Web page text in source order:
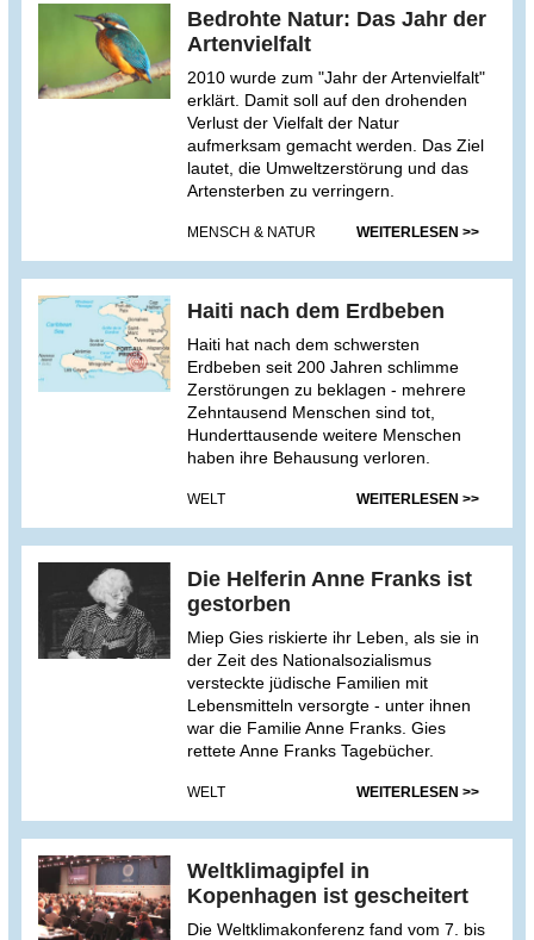
Bedrohte Natur: Das Jahr der
Artenvielfalt
2010 wurde zum "Jahr der Artenvielfalt"
erklärt. Damit soll auf den drohenden
Verlust der Vielfalt der Natur
aufmerksam gemacht werden. Das Ziel
lautet, die Umweltzerstörung und das
Artensterben zu verringern.
MENSCH & NATUR WEITERLESEN >>
Haiti nach dem Erdbeben
Haiti hat nach dem schwersten
Erdbeben seit 200 Jahren schlimme
Zerstörungen zu beklagen - mehrere
Zehntausend Menschen sind tot,
Hunderttausende weitere Menschen
haben ihre Behausung verloren.
WELT WEITERLESEN >>
Die Helferin Anne Franks ist
gestorben
Miep Gies riskierte ihr Leben, als sie in
der Zeit des Nationalsozialismus
versteckte jüdische Familien mit
Lebensmitteln versorgte - unter ihnen
war die Familie Anne Franks. Gies
rettete Anne Franks Tagebücher.
WELT WEITERLESEN >>
Weltklimagipfel in
Kopenhagen ist gescheitert
Die Weltklimakonferenz fand vom 7. bis